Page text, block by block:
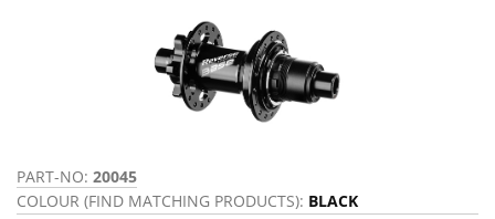
PART-NO: 20045
COLOUR (FIND MATCHING PRODUCTS): BLACK